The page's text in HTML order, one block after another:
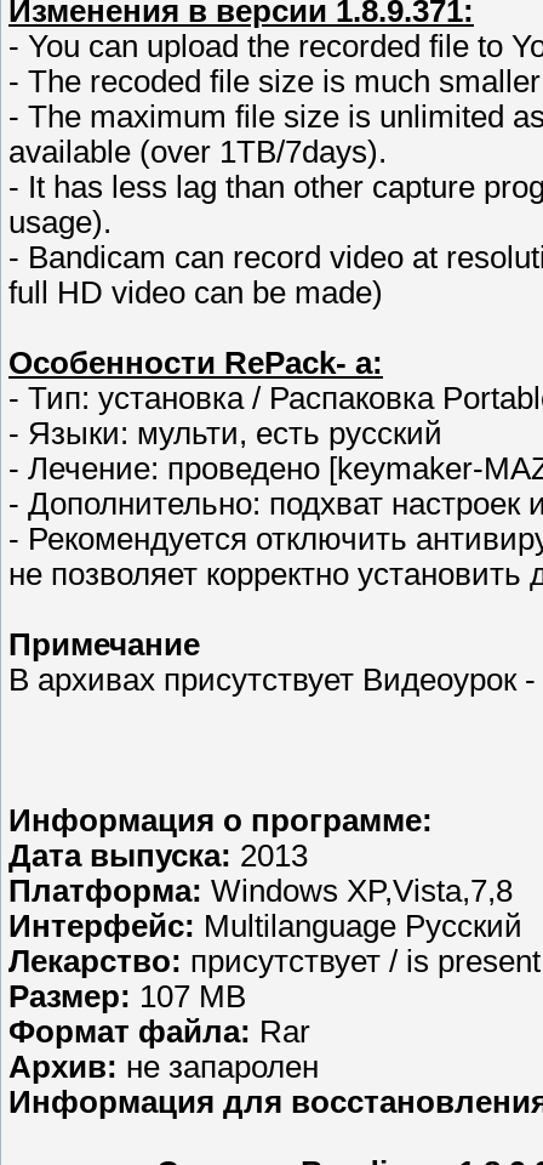
Изменения в версии 1.8.9.371:
- You can upload the recorded file to
- The recoded file size is much
- The maximum file size is unlimited
available (over 1TB/7days).
- It has less lag than other capture
usage).
- Bandicam can record video at
full HD video can be made)
Особенности RePack- а:
- Тип: установка / Распаковка
- Языки: мульти, есть русский
- Лечение: проведено [keymaker-
- Дополнительно: подхват
- Рекомендуется отключить
не позволяет корректно установить
Примечание
В архивах присутствует Видеоурок
Информация о программе:
Дата выпуска: 2013
Платформа: Windows XP,Vista,7,8
Интерфейс: Multilanguage Русский
Лекарство: присутствует / is
Размер: 107 MB
Формат файла: Rar
Aрхив: не запаролен
Информация для